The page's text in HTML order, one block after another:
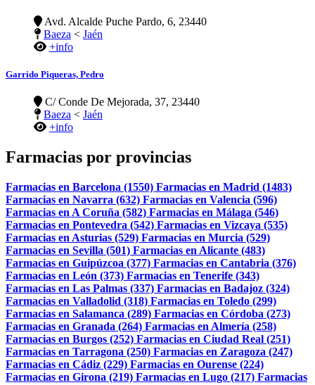
Avd. Alcalde Puche Pardo, 6, 23440
Baeza < Jaén
+info
Garrido Piqueras, Pedro
C/ Conde De Mejorada, 37, 23440
Baeza < Jaén
+info
Farmacias por provincias
Farmacias en Barcelona (1550) Farmacias en Madrid (1483)
Farmacias en Navarra (632) Farmacias en Valencia (596)
Farmacias en A Coruña (582) Farmacias en Málaga (546)
Farmacias en Pontevedra (542) Farmacias en Vizcaya (535)
Farmacias en Asturias (529) Farmacias en Murcia (529)
Farmacias en Sevilla (501) Farmacias en Alicante (483)
Farmacias en Guipúzcoa (377) Farmacias en Cantabria (376)
Farmacias en León (373) Farmacias en Tenerife (343)
Farmacias en Las Palmas (337) Farmacias en Badajoz (324)
Farmacias en Valladolid (318) Farmacias en Toledo (299)
Farmacias en Salamanca (289) Farmacias en Córdoba (273)
Farmacias en Granada (264) Farmacias en Almería (258)
Farmacias en Burgos (252) Farmacias en Ciudad Real (251)
Farmacias en Tarragona (250) Farmacias en Zaragoza (247)
Farmacias en Cádiz (229) Farmacias en Ourense (224)
Farmacias en Girona (219) Farmacias en Lugo (217) Farmacias